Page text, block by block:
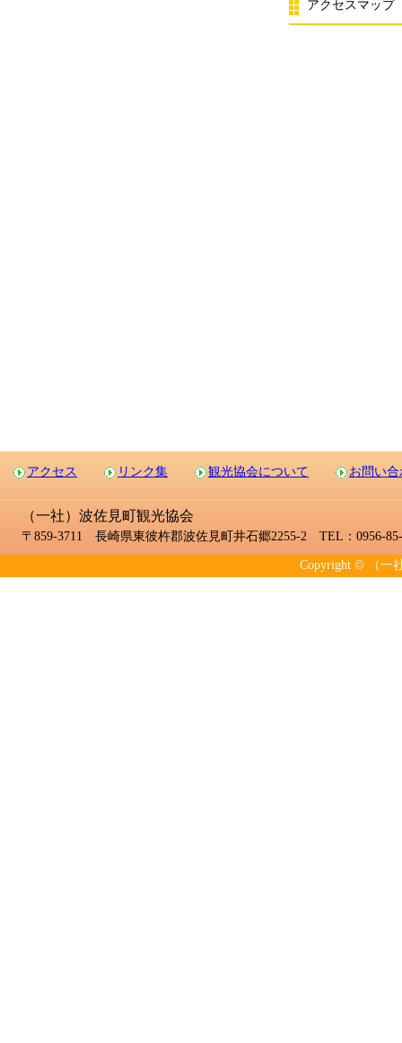
アクセスマップ
アクセス リンク集 観光協会について お問い
（一社）波佐見町観光協会
〒859-3711 長崎県東彼杵郡波佐見町井石郷2255-2 TEL：0956-
Copyright © （一